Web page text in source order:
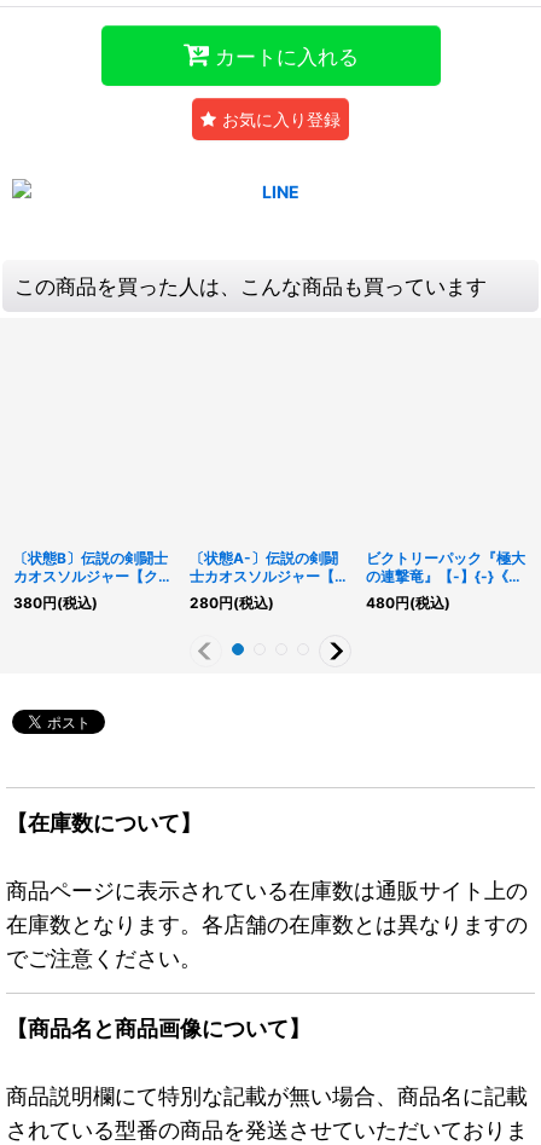
カートに入れる
お気に入り登録
この商品を買った人は、こんな商品も買っています
〔状態B〕伝説の剣闘士
カオスソルジャー【クォ
ーターセンチュリーシー
クレット】{QCDB-
380円(税込)
〔状態A-〕伝説の剣闘
士カオスソルジャー【レ
リーフ】{HC01-
JP004}《儀式》
280円(税込)
ビクトリーパック『極大
の連撃竜』【-】{-}《未
開封パック》
480円(税込)
【在庫数について】
商品ページに表示されている在庫数は通販サイト上の
在庫数となります。各店舗の在庫数とは異なりますの
でご注意ください。
【商品名と商品画像について】
商品説明欄にて特別な記載が無い場合、商品名に記載
されている型番の商品を発送させていただいておりま